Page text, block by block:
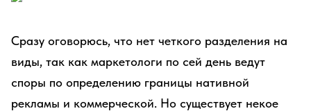
Сразу оговорюсь, что нет четкого разделения на
виды, так как маркетологи по сей день ведут
споры по определению границы нативной
рекламы и коммерческой. Но существует некое